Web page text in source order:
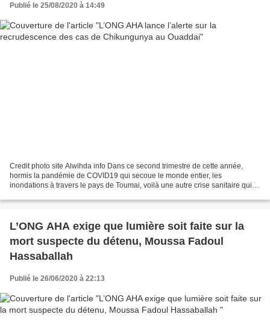
Publié le 25/08/2020 à 14:49
Credit photo site Alwihda info Dans ce second trimestre de cette année,
hormis la pandémie de COVID19 qui secoue le monde entier, les
inondations à travers le pays de Toumai, voilà une autre crise sanitaire qui
L’ONG AHA exige que lumière soit faite sur la
mort suspecte du détenu, Moussa Fadoul
Hassaballah
Publié le 26/06/2020 à 22:13